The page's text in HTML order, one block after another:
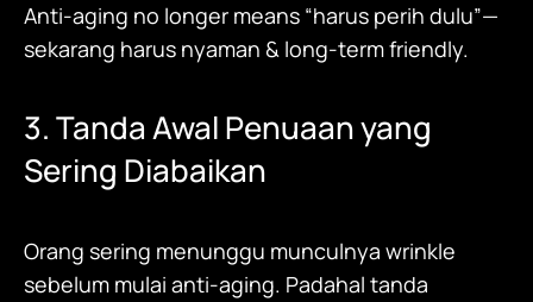
Anti-aging no longer means “harus perih dulu”—
sekarang harus nyaman & long-term friendly.
3. Tanda Awal Penuaan yang
Sering Diabaikan
Orang sering menunggu munculnya wrinkle
sebelum mulai anti-aging. Padahal tanda